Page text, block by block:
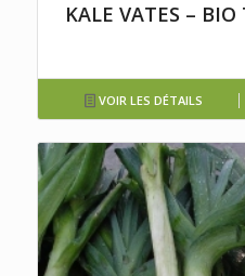
KALE VATES –
VOIR LES DÉTAILS